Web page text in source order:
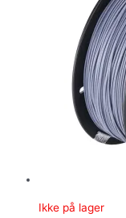
Ikke på lager